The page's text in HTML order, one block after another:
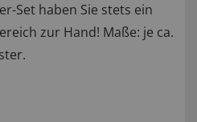
Set haben Sie stets ein
zur Hand! Maße: je ca.